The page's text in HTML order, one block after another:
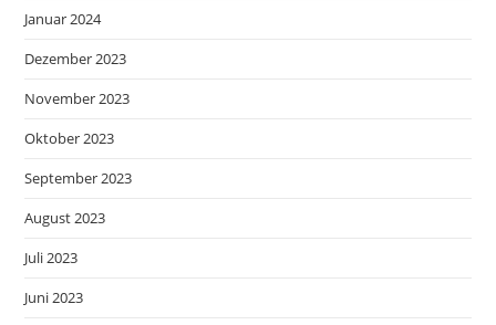
Januar 2024
Dezember 2023
November 2023
Oktober 2023
September 2023
August 2023
Juli 2023
Juni 2023